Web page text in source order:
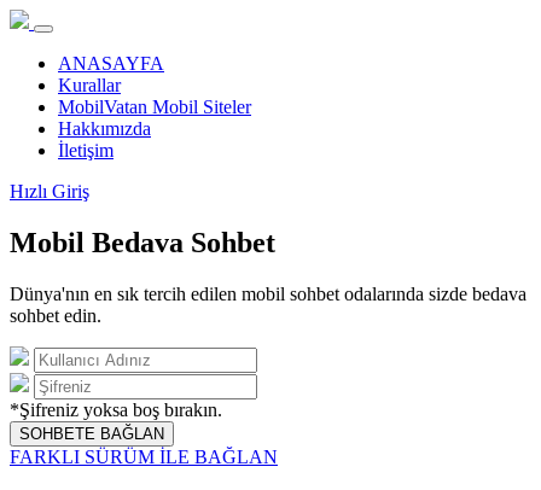
ANASAYFA
Kurallar
MobilVatan Mobil Siteler
Hakkımızda
İletişim
Hızlı Giriş
Mobil Bedava Sohbet
Dünya'nın en sık tercih edilen mobil sohbet odalarında sizde bedava
sohbet edin.
*Şifreniz yoksa boş bırakın.
SOHBETE BAĞLAN
FARKLI SÜRÜM İLE BAĞLAN